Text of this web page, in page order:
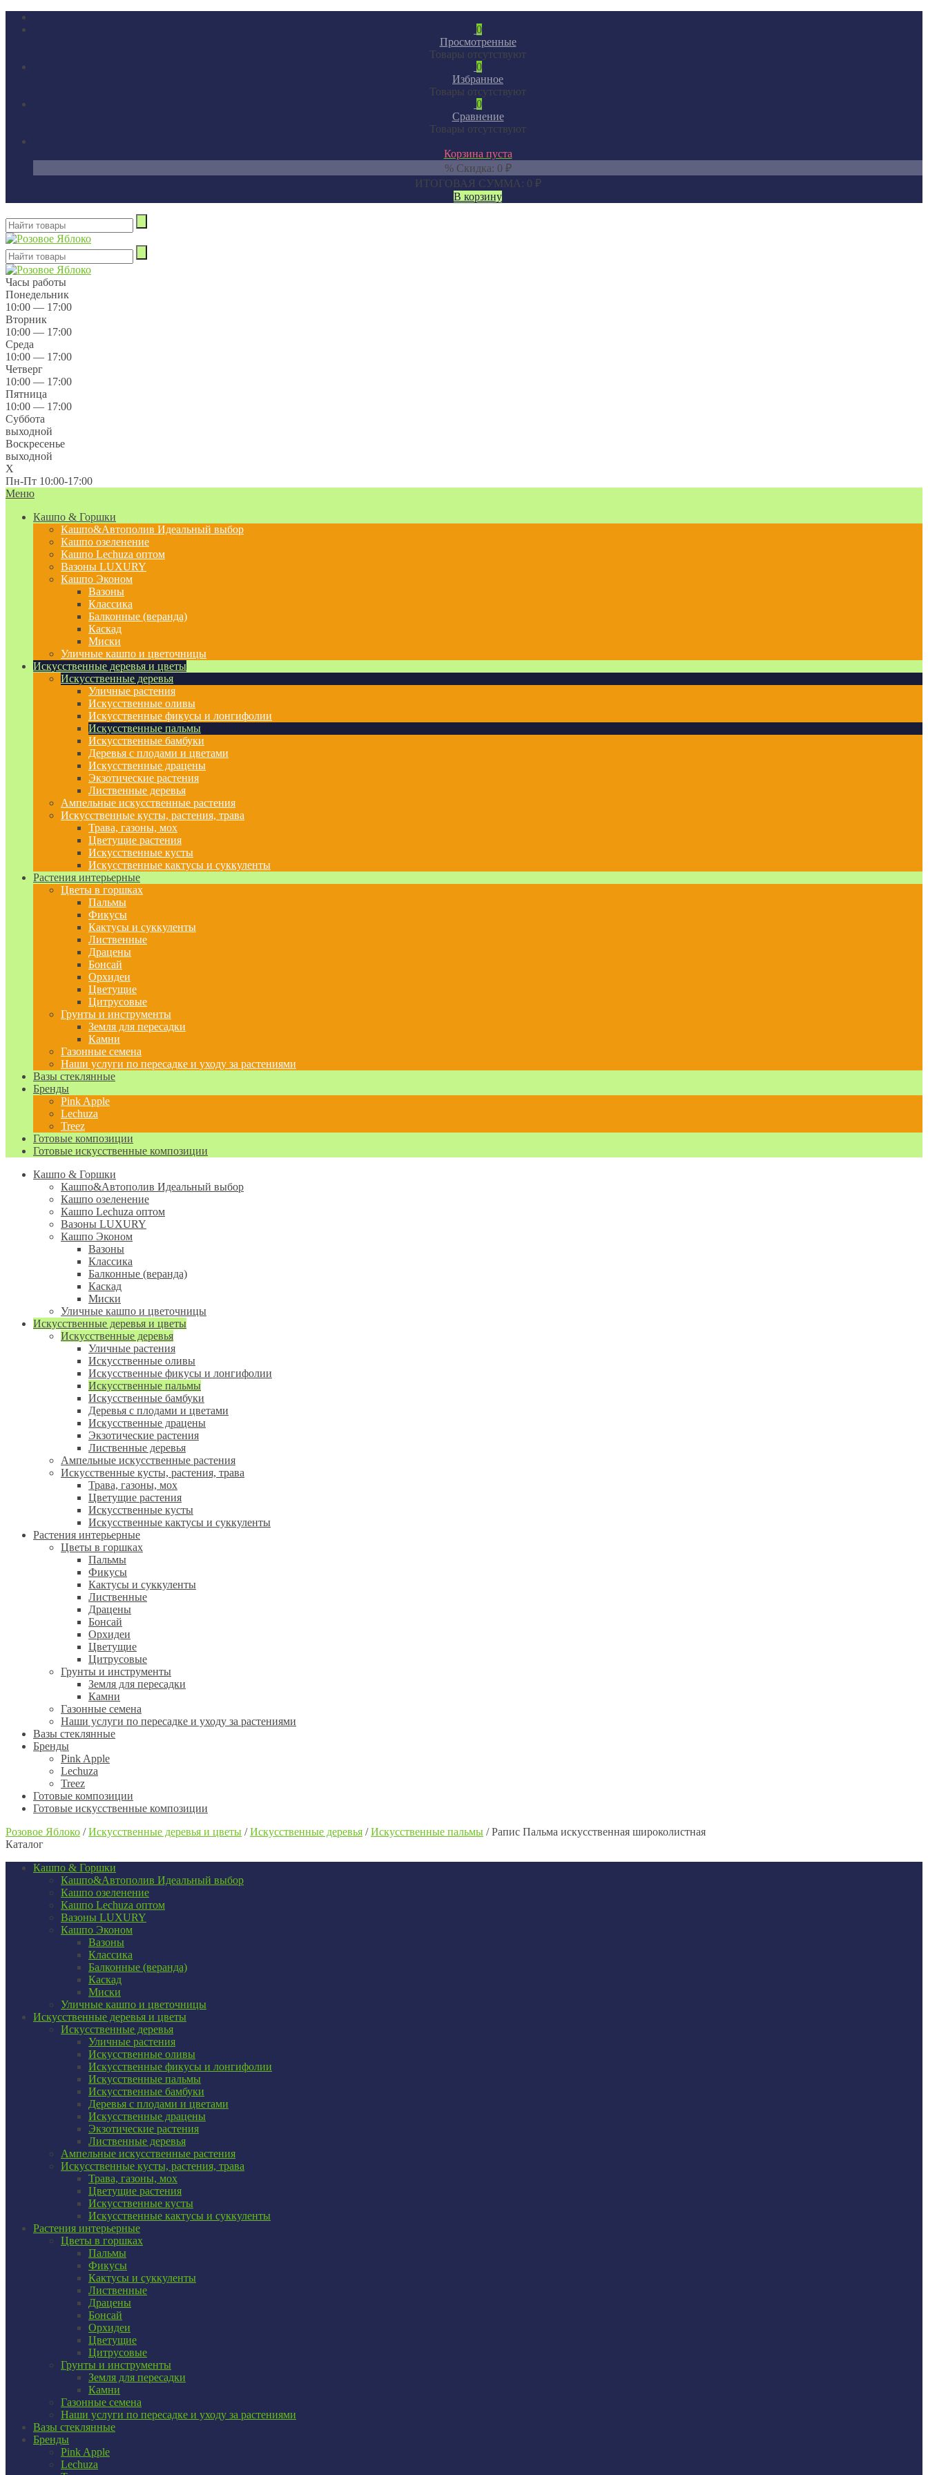
0
Просмотренные
Товары отсутствуют
0
Избранное
Товары отсутствуют
0
Сравнение
Товары отсутствуют
Корзина пуста
% Скидка: 0 ₽
ИТОГОВАЯ СУММА: 0 ₽
В корзину
Часы работы
Понедельник
10:00 — 17:00
Вторник
10:00 — 17:00
Среда
10:00 — 17:00
Четверг
10:00 — 17:00
Пятница
10:00 — 17:00
Суббота
выходной
Воскресенье
выходной
X
Пн-Пт 10:00-17:00
Меню
Кашпо & Горшки
Кашпо&Автополив Идеальный выбор
Кашпо озеленение
Кашпо Lechuza оптом
Вазоны LUXURY
Кашпо Эконом
Вазоны
Классика
Балконные (веранда)
Каскад
Миски
Уличные кашпо и цветочницы
Искусственные деревья и цветы
Искусственные деревья
Уличные растения
Искусственные оливы
Искусственные фикусы и лонгифолии
Искусственные пальмы
Искусственные бамбуки
Деревья с плодами и цветами
Искусственные драцены
Экзотические растения
Лиственные деревья
Ампельные искусственные растения
Искусственные кусты, растения, трава
Трава, газоны, мох
Цветущие растения
Искусственные кусты
Искусственные кактусы и суккуленты
Растения интерьерные
Цветы в горшках
Пальмы
Фикусы
Кактусы и суккуленты
Лиственные
Драцены
Бонсай
Орхидеи
Цветущие
Цитрусовые
Грунты и инструменты
Земля для пересадки
Камни
Газонные семена
Наши услуги по пересадке и уходу за растениями
Вазы стеклянные
Бренды
Pink Apple
Lechuza
Treez
Готовые композиции
Готовые искусственные композиции
Кашпо & Горшки
Кашпо&Автополив Идеальный выбор
Кашпо озеленение
Кашпо Lechuza оптом
Вазоны LUXURY
Кашпо Эконом
Вазоны
Классика
Балконные (веранда)
Каскад
Миски
Уличные кашпо и цветочницы
Искусственные деревья и цветы
Искусственные деревья
Уличные растения
Искусственные оливы
Искусственные фикусы и лонгифолии
Искусственные пальмы
Искусственные бамбуки
Деревья с плодами и цветами
Искусственные драцены
Экзотические растения
Лиственные деревья
Ампельные искусственные растения
Искусственные кусты, растения, трава
Трава, газоны, мох
Цветущие растения
Искусственные кусты
Искусственные кактусы и суккуленты
Растения интерьерные
Цветы в горшках
Пальмы
Фикусы
Кактусы и суккуленты
Лиственные
Драцены
Бонсай
Орхидеи
Цветущие
Цитрусовые
Грунты и инструменты
Земля для пересадки
Камни
Газонные семена
Наши услуги по пересадке и уходу за растениями
Вазы стеклянные
Бренды
Pink Apple
Lechuza
Treez
Готовые композиции
Готовые искусственные композиции
Розовое Яблоко /Искусственные деревья и цветы /Искусственные деревья /Искусственные пальмы /Рапис Пальма искусственная широколистная
Каталог
Кашпо & Горшки
Кашпо&Автополив Идеальный выбор
Кашпо озеленение
Кашпо Lechuza оптом
Вазоны LUXURY
Кашпо Эконом
Вазоны
Классика
Балконные (веранда)
Каскад
Миски
Уличные кашпо и цветочницы
Искусственные деревья и цветы
Искусственные деревья
Уличные растения
Искусственные оливы
Искусственные фикусы и лонгифолии
Искусственные пальмы
Искусственные бамбуки
Деревья с плодами и цветами
Искусственные драцены
Экзотические растения
Лиственные деревья
Ампельные искусственные растения
Искусственные кусты, растения, трава
Трава, газоны, мох
Цветущие растения
Искусственные кусты
Искусственные кактусы и суккуленты
Растения интерьерные
Цветы в горшках
Пальмы
Фикусы
Кактусы и суккуленты
Лиственные
Драцены
Бонсай
Орхидеи
Цветущие
Цитрусовые
Грунты и инструменты
Земля для пересадки
Камни
Газонные семена
Наши услуги по пересадке и уходу за растениями
Вазы стеклянные
Бренды
Pink Apple
Lechuza